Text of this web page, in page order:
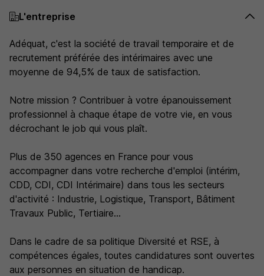
L'entreprise
Adéquat, c'est la société de travail temporaire et de
recrutement préférée des intérimaires avec une
moyenne de 94,5% de taux de satisfaction.
Notre mission ? Contribuer à votre épanouissement
professionnel à chaque étape de votre vie, en vous
décrochant le job qui vous plaît.
Plus de 350 agences en France pour vous
accompagner dans votre recherche d'emploi (intérim,
CDD, CDI, CDI Intérimaire) dans tous les secteurs
d'activité : Industrie, Logistique, Transport, Bâtiment
Travaux Public, Tertiaire...
Dans le cadre de sa politique Diversité et RSE, à
compétences égales, toutes candidatures sont ouvertes
aux personnes en situation de handicap.